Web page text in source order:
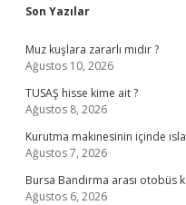
Sidebar
Son Yazılar
Muz kuşlara zararlı mıdır ?
Ağustos 10, 2026
TUSAŞ hisse kime ait ?
Ağustos 8, 2026
Kurutma makinesinin içinde
Ağustos 7, 2026
Bursa Bandırma arası otobüs
Ağustos 6, 2026